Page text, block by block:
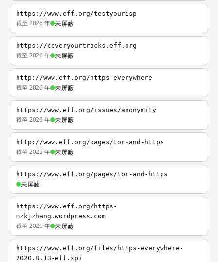
https://www.eff.org/testyourisp
截至 2026 年 未屏蔽
https://coveryourtracks.eff.org
截至 2026 年 未屏蔽
http://www.eff.org/https-everywhere
截至 2026 年 未屏蔽
https://www.eff.org/issues/anonymity
截至 2026 年 未屏蔽
http://www.eff.org/pages/tor-and-https
截至 2025 年 未屏蔽
https://www.eff.org/pages/tor-and-https
未屏蔽
https://www.eff.org/https-
mzkjzhang.wordpress.com
截至 2026 年 未屏蔽
https://www.eff.org/files/https-everywhere-
2020.8.13-eff.xpi